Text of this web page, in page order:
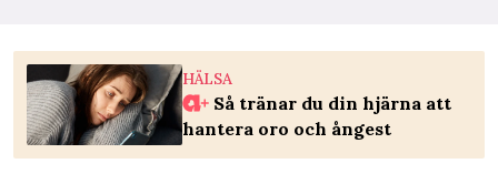
HÄLSA
Så tränar du din hjärna att
hantera oro och ångest